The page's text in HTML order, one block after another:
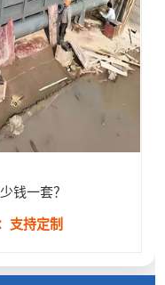
钱一套？
支持定制